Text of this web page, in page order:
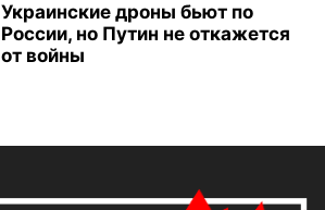
Украинские дроны бьют по
России, но Путин не откажется
от войны